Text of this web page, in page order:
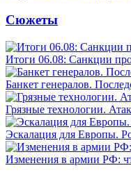
Сюжеты
Итоги 06.08: Санкции
Банкет генералов.
Грязные технологии.
Эскалация для Европы.
Изменения в армии РФ: